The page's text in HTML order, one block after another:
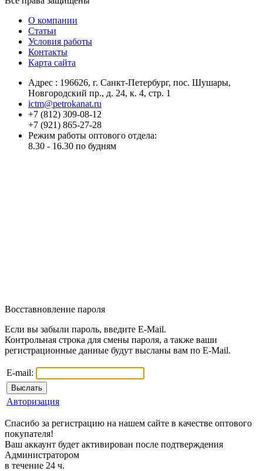
О компании
Статьи
Условия работы
Контакты
Карта сайта
Адрес : 196626, г. Санкт-Петербург, пос. Шушары,
Новгородский пр., д. 24, к. 4, стр. 1
ictm@petrokanat.ru
+7 (812) 309-08-12
+7 (921) 865-27-28
Режим работы оптового отдела:
8.30 - 16.30 по будням
Восставновление пароля
Если вы забыли пароль, введите E-Mail.
Контрольная строка для смены пароля, а также ваши
регистрационные данные будут высланы вам по E-Mail.
E-mail:
Авторизация
Спасибо за регистрацию на нашем сайте в качестве оптового
покупателя!
Ваш аккаунт будет активирован после подтверждения
Администратором
в течение 24 ч.